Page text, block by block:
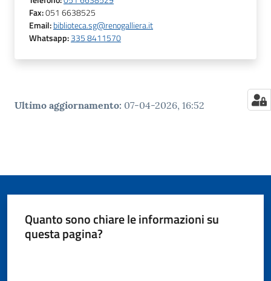
Fax:051 6638525
Email:biblioteca.sg@renogalliera.it
Whatsapp:335 8411570
Ultimo aggiornamento: 07-04-2026, 16:52
Quanto sono chiare le informazioni su
questa pagina?